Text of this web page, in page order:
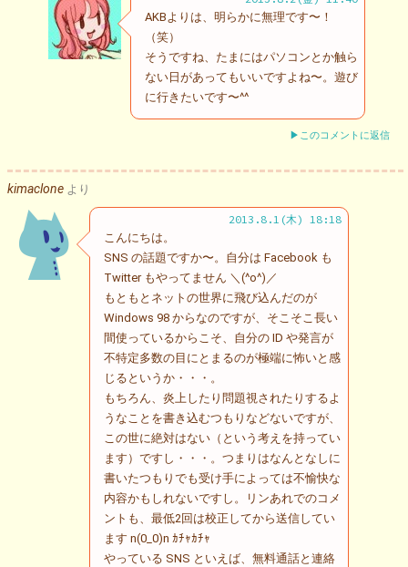
AKBよりは、明らかに無理です〜！
（笑）
そうですね、たまにはパソコンとか触ら
ない日があってもいいですよね〜。遊び
に行きたいです〜^^
▶このコメントに返信
kimaclone より
2013.8.1(木) 18:18
こんにちは。
SNS の話題ですか〜。自分は Facebook も
Twitter もやってません ＼(^o^)／
もともとネットの世界に飛び込んだのが
Windows 98 からなのですが、そこそこ長い
間使っているからこそ、自分の ID や発言が
不特定多数の目にとまるのが極端に怖いと感
じるというか・・・。
もちろん、炎上したり問題視されたりするよ
うなことを書き込むつもりなどないですが、
この世に絶対はない（という考えを持ってい
ます）ですし・・・。つまりはなんとなしに
書いたつもりでも受け手によっては不愉快な
内容かもしれないですし。リンあれでのコメ
ントも、最低2回は校正してから送信してい
ます n(0_0)n ｶﾁｬｶﾁｬ
やっている SNS といえば、無料通話と連絡